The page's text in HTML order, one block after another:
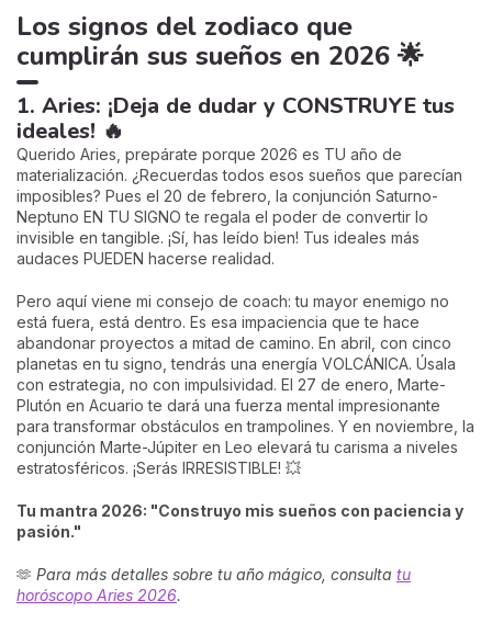
Los signos del zodiaco que
cumplirán sus sueños en 2026 🌟
1. Aries: ¡Deja de dudar y CONSTRUYE tus
ideales! 🔥
Querido Aries, prepárate porque 2026 es TU año de
materialización. ¿Recuerdas todos esos sueños que parecían
imposibles? Pues el 20 de febrero, la conjunción Saturno-
Neptuno EN TU SIGNO te regala el poder de convertir lo
invisible en tangible. ¡Sí, has leído bien! Tus ideales más
audaces PUEDEN hacerse realidad.
Pero aquí viene mi consejo de coach: tu mayor enemigo no
está fuera, está dentro. Es esa impaciencia que te hace
abandonar proyectos a mitad de camino. En abril, con cinco
planetas en tu signo, tendrás una energía VOLCÁNICA. Úsala
con estrategia, no con impulsividad. El 27 de enero, Marte-
Plutón en Acuario te dará una fuerza mental impresionante
para transformar obstáculos en trampolines. Y en noviembre, la
conjunción Marte-Júpiter en Leo elevará tu carisma a niveles
estratosféricos. ¡Serás IRRESISTIBLE! 💥
Tu mantra 2026: "Construyo mis sueños con paciencia y
pasión."
🫶 Para más detalles sobre tu año mágico, consulta tu
horóscopo Aries 2026.